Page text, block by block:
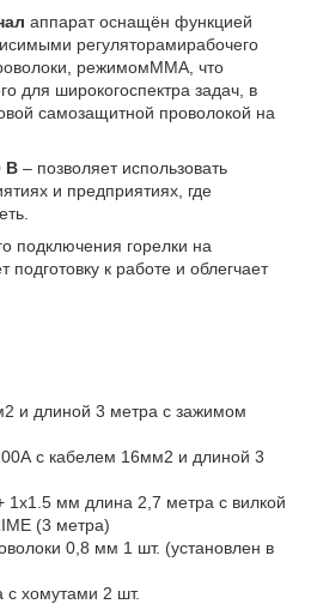
аппарат оснащён функцией
регуляторамирабочего
режимомММА, что
для широкогоспектра задач, в
самозащитной проволокой на
В – позволяет использовать
и предприятиях, где
подключения горелки на
подготовку к работе и облегчает
и длиной 3 метра с зажимом
с кабелем 16мм2 и длиной 3
1х1.5 мм длина 2,7 метра с вилкой
(3 метра)
0,8 мм 1 шт. (установлен в
с хомутами 2 шт.